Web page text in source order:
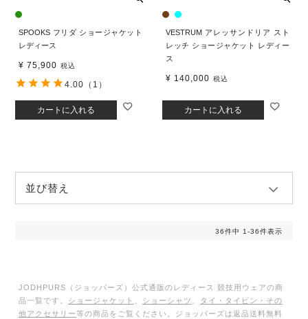
SPOOKS フリダ ショージャケット
レディース
¥ 75,900 税込
カートに入れる
4.00 （1）
VESTRUM アレッサンドリア スト
レッチ ショージャケット レディー
ス
¥ 140,000 税込
カートに入れる
並び替え
36件中 1 -36件表示
JODHPURS（ジョッパーズ）公式通販のレディース 競技用ウェアの商
品一覧です。 ショージャケット ショーシャツ
タイ・タイピン・その
他アクセサリー等の商品をご覧ください。ジョッパーズは返品送料無料